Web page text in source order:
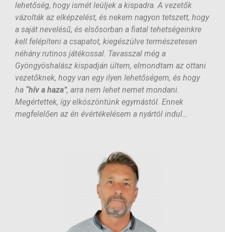
lehetőség, hogy ismét leüljek a kispadra. A vezetők
vázolták az elképzelést, és nekem nagyon tetszett, hogy
a saját nevelésű, és elsősorban a fiatal tehetségeinkre
kell felépíteni a csapatot, kiegészülve természetesen
néhány rutinos játékossal. Tavasszal még a
Gyöngyöshalász kispadján ültem, elmondtam az ottani
vezetőknek, hogy van egy ilyen lehetőségem, és hogy
ha “hív a haza”, arra nem lehet nemet mondani.
Megértettek, így elköszöntünk egymástól. Ennek
megfelelően az én évértékelésem a nyártól indul…